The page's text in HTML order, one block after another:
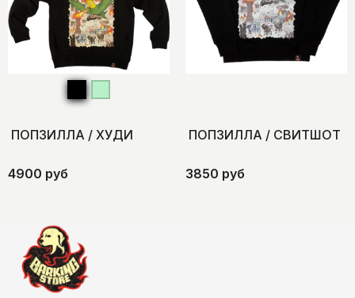
ПОПЗИЛЛА / ХУДИ
4900 руб
ПОПЗИЛЛА / СВИТШОТ
3850 руб